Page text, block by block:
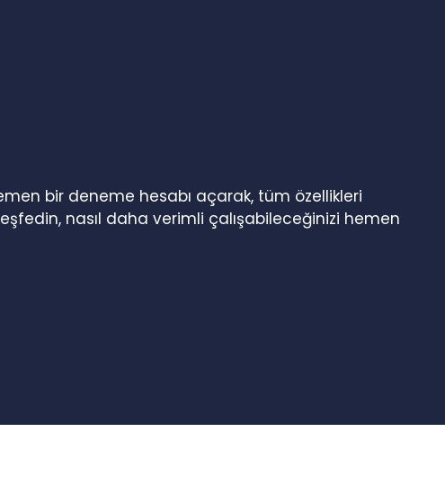
bir deneme hesabı açarak, tüm özellikleri
nasıl daha verimli çalışabileceğinizi hemen